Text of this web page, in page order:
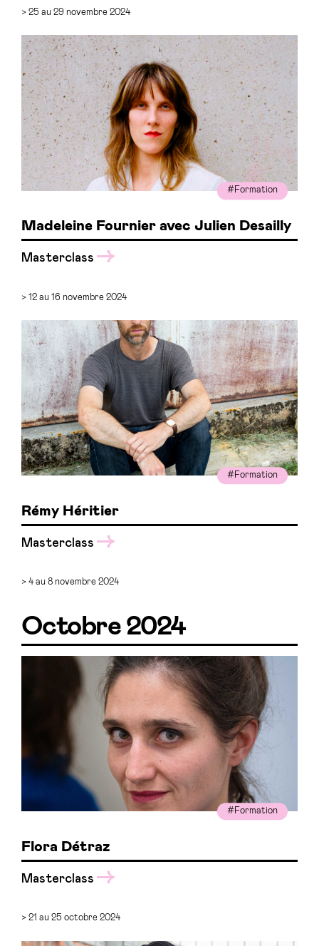
> 25 au 29 novembre 2024
#Formation
Madeleine Fournier avec Julien Desailly
Masterclass
> 12 au 16 novembre 2024
#Formation
Rémy Héritier
Masterclass
> 4 au 8 novembre 2024
Octobre 2024
#Formation
Flora Détraz
Masterclass
> 21 au 25 octobre 2024